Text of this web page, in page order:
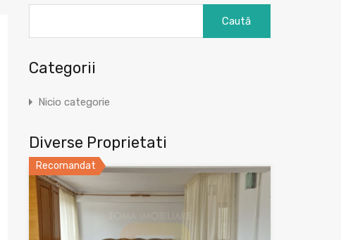
după:
Categorii
Nicio categorie
Diverse Proprietati
Recomandat